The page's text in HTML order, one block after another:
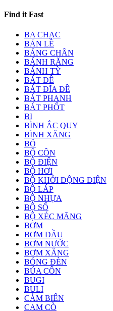
Find it Fast
BA CHẠC
BẢN LỀ
BÁNG CHÂN
BÁNH RĂNG
BÁNH TỲ
BÁT ĐỀ
BÁT ĐĨA ĐỀ
BÁT PHANH
BÁT PHỐT
BI
BÌNH ẮC QUY
BÌNH XĂNG
BÔ
BỘ CÔN
BỘ ĐIỆN
BỘ HƠI
BỘ KHỞI ĐỘNG ĐIỆN
BỘ LÁP
BỘ NHỰA
BỘ SỐ
BỘ XÉC MĂNG
BƠM
BƠM DẦU
BƠM NƯỚC
BƠM XĂNG
BÓNG ĐÈN
BÚA CÔN
BUGI
BULI
CẢM BIẾN
CAM CÒ